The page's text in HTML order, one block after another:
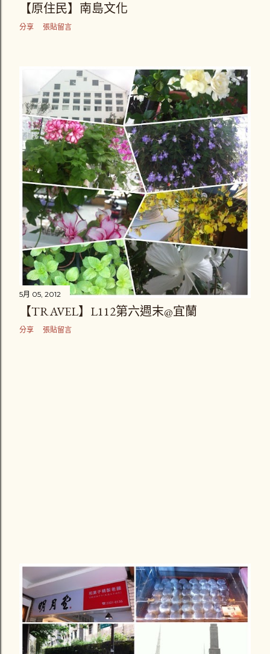
【原住民】南島文化
分享 張貼留言
5月 05, 2012
【TRAVEL】L112第六週末@宜蘭
分享 張貼留言